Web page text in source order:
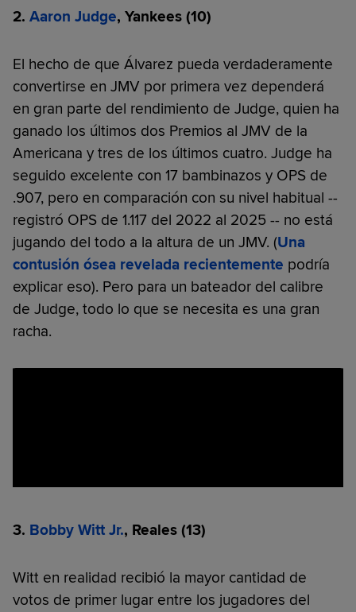
2. Aaron Judge, Yankees (10)
El hecho de que Álvarez pueda verdaderamente
convertirse en JMV por primera vez dependerá
en gran parte del rendimiento de Judge, quien ha
ganado los últimos dos Premios al JMV de la
Americana y tres de los últimos cuatro. Judge ha
seguido excelente con 17 bambinazos y OPS de
.907, pero en comparación con su nivel habitual --
registró OPS de 1.117 del 2022 al 2025 -- no está
jugando del todo a la altura de un JMV. (Una
contusión ósea revelada recientemente podría
explicar eso). Pero para un bateador del calibre
de Judge, todo lo que se necesita es una gran
racha.
3. Bobby Witt Jr., Reales (13)
Witt en realidad recibió la mayor cantidad de
votos de primer lugar entre los jugadores del